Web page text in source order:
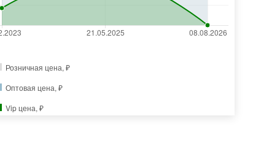
Розничная цена, ₽
Оптовая цена, ₽
Vip цена, ₽